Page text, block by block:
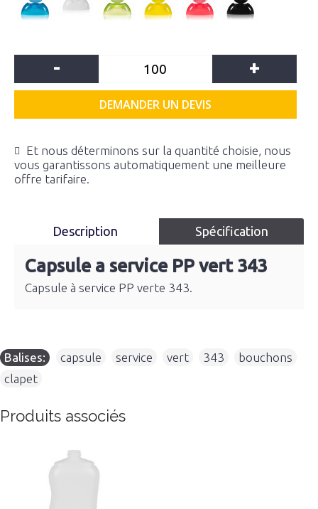
- +
DEMANDER UN DEVIS
Et nous déterminons sur la quantité choisie, nous
vous garantissons automatiquement une meilleure
offre tarifaire.
Description Spécification
Capsule a service PP vert 343
Capsule à service PP verte 343.
Balises: capsule service vert 343 bouchons
clapet
Produits associés